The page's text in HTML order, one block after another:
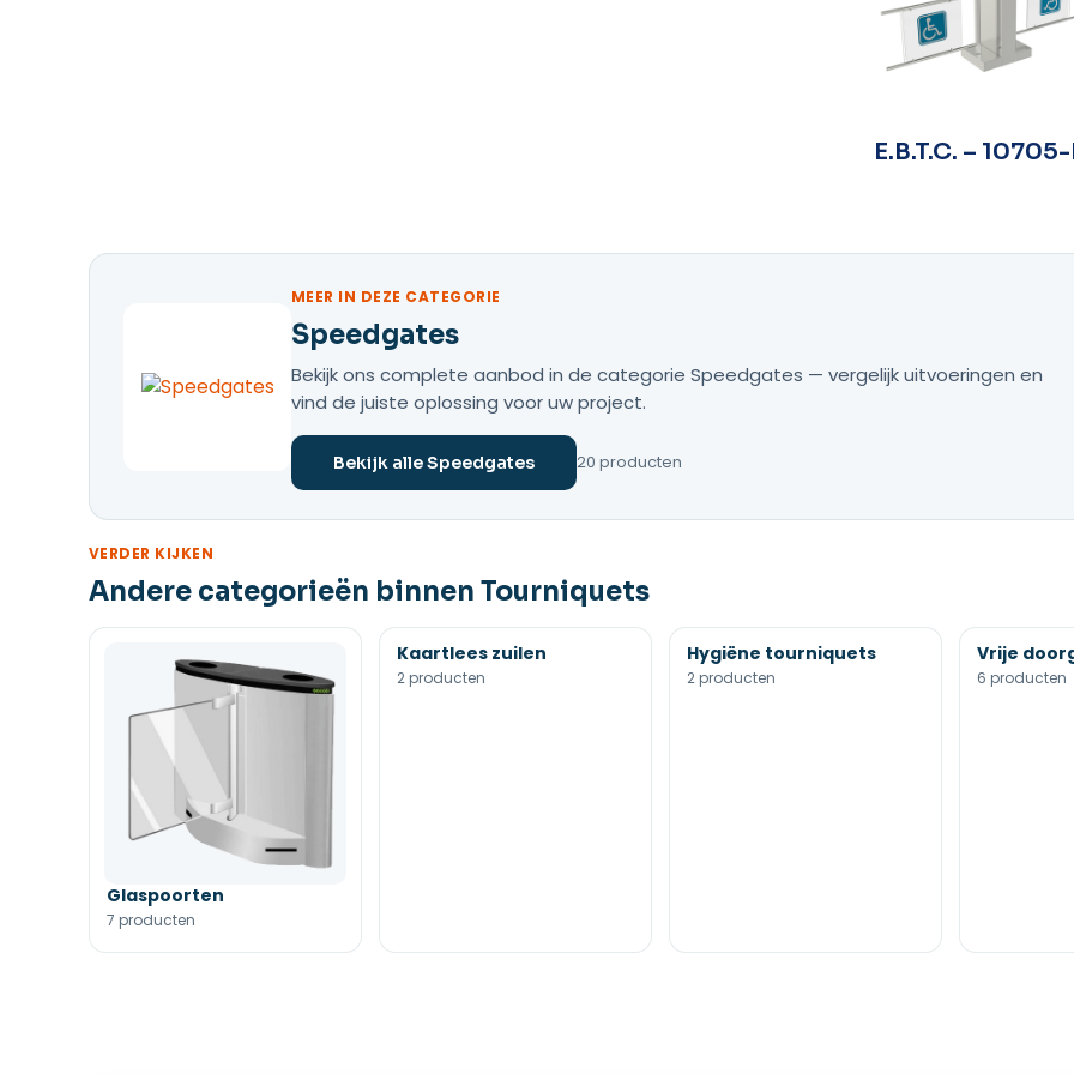
E.B.T.C. –
MEER IN DEZE CATEGORIE
Speedgates
Bekijk ons complete aanbod in de categorie Speedgates — vergelijk uitvoeringen en
vind de juiste oplossing voor uw project.
Bekijk alle Speedgates 20 producten
VERDER KIJKEN
Andere categorieën binnen Tourniquets
Glaspoorten
7 producten
Kaartlees zuilen
2 producten
Hygiëne tourniquets
2 producten
Vrije
6 producten